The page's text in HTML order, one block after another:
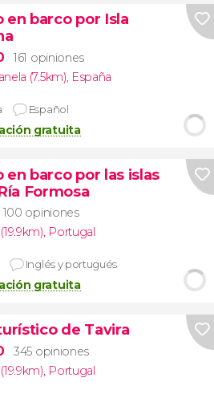
en barco por Isla
161 opiniones
(7.5km), España
Español
gratuita
en barco por las islas
Formosa
100 opiniones
, Portugal
Inglés y portugués
gratuita
de Tavira
345 opiniones
, Portugal